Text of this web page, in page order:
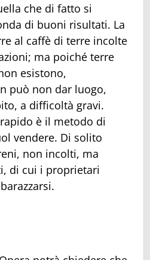
che di fatto si
di buoni risultati. La
al caffè di terre incolte
ma poiché terre
esistono,
può non dar luogo,
a difficoltà gravi.
è il metodo di
vendere. Di solito
non incolti, ma
di cui i proprietari